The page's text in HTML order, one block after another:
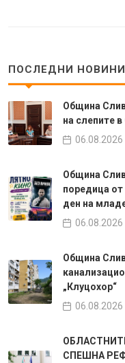
ПОСЛЕДНИ НОВИНИ
Община
на слепите
06.08.2026
Община
поредица
ден на
06.08.2026
Община
„Клуцохор“
06.08.2026
СПЕШНА